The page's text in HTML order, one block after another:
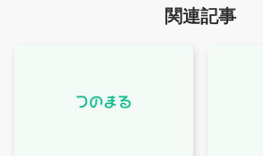
関連記事